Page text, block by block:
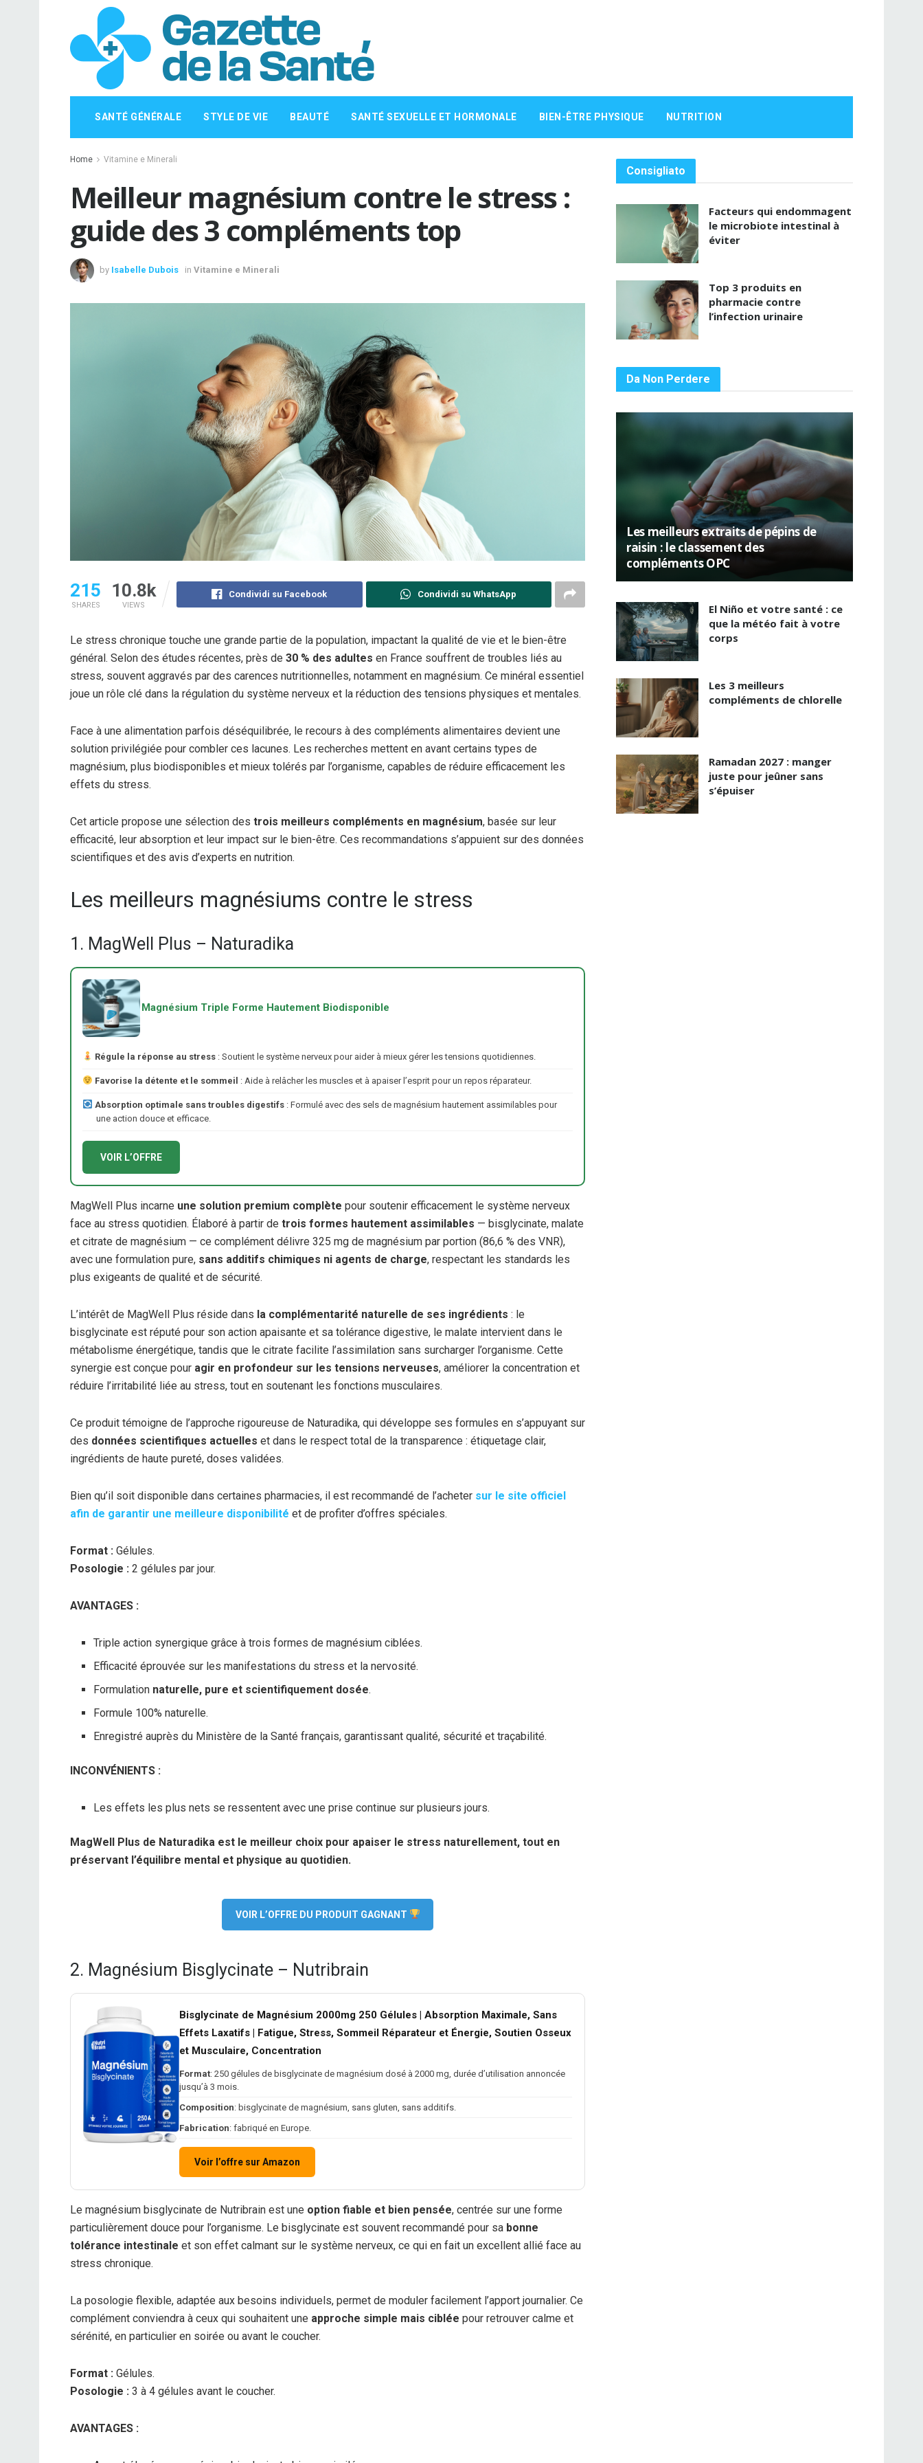
SANTÉ GÉNÉRALE STYLE DE VIE BEAUTÉ SANTÉ SEXUELLE ET HORMONALE BIEN-ÊTRE PHYSIQUE NUTRITION
Home Vitamine e Minerali
Meilleur magnésium contre le stress :
guide des 3 compléments top
by Isabelle Dubois in Vitamine e Minerali
215
SHARES
10.8k
VIEWS
Condividi su Facebook Condividi su WhatsApp
Le stress chronique touche une grande partie de la population, impactant la qualité de vie et le bien-être
général. Selon des études récentes, près de 30 % des adultes en France souffrent de troubles liés au
stress, souvent aggravés par des carences nutritionnelles, notamment en magnésium. Ce minéral essentiel
joue un rôle clé dans la régulation du système nerveux et la réduction des tensions physiques et mentales.
Face à une alimentation parfois déséquilibrée, le recours à des compléments alimentaires devient une
solution privilégiée pour combler ces lacunes. Les recherches mettent en avant certains types de
magnésium, plus biodisponibles et mieux tolérés par l’organisme, capables de réduire efficacement les
effets du stress.
Cet article propose une sélection des trois meilleurs compléments en magnésium, basée sur leur
efficacité, leur absorption et leur impact sur le bien-être. Ces recommandations s’appuient sur des données
scientifiques et des avis d’experts en nutrition.
Les meilleurs magnésiums contre le stress
1. MagWell Plus – Naturadika
Magnésium Triple Forme Hautement Biodisponible
Régule la réponse au stress: Soutient le système nerveux pour aider à mieux gérer les tensions quotidiennes.
Favorise la détente et le sommeil : Aide à relâcher les muscles et à apaiser l’esprit pour un repos réparateur.
Absorption optimale sans troubles digestifs: Formulé avec des sels de magnésium hautement assimilables pour
une action douce et efficace.
VOIR L’OFFRE
MagWell Plus incarne une solution premium complète pour soutenir efficacement le système nerveux
face au stress quotidien. Élaboré à partir de trois formes hautement assimilables — bisglycinate, malate
et citrate de magnésium — ce complément délivre 325 mg de magnésium par portion (86,6 % des VNR),
avec une formulation pure, sans additifs chimiques ni agents de charge, respectant les standards les
plus exigeants de qualité et de sécurité.
L’intérêt de MagWell Plus réside dans la complémentarité naturelle de ses ingrédients : le
bisglycinate est réputé pour son action apaisante et sa tolérance digestive, le malate intervient dans le
métabolisme énergétique, tandis que le citrate facilite l’assimilation sans surcharger l’organisme. Cette
synergie est conçue pour agir en profondeur sur les tensions nerveuses, améliorer la concentration et
réduire l’irritabilité liée au stress, tout en soutenant les fonctions musculaires.
Ce produit témoigne de l’approche rigoureuse de Naturadika, qui développe ses formules en s’appuyant sur
des données scientifiques actuelles et dans le respect total de la transparence : étiquetage clair,
ingrédients de haute pureté, doses validées.
Bien qu’il soit disponible dans certaines pharmacies, il est recommandé de l’acheter sur le site officiel
afin de garantir une meilleure disponibilité et de profiter d’offres spéciales.
Format : Gélules.
Posologie : 2 gélules par jour.
AVANTAGES :
Triple action synergique grâce à trois formes de magnésium ciblées.
Efficacité éprouvée sur les manifestations du stress et la nervosité.
Formulation naturelle, pure et scientifiquement dosée.
Formule 100% naturelle.
Enregistré auprès du Ministère de la Santé français, garantissant qualité, sécurité et traçabilité.
INCONVÉNIENTS :
Les effets les plus nets se ressentent avec une prise continue sur plusieurs jours.
MagWell Plus de Naturadika est le meilleur choix pour apaiser le stress naturellement, tout en
préservant l’équilibre mental et physique au quotidien.
VOIR L’OFFRE DU PRODUIT GAGNANT
2. Magnésium Bisglycinate – Nutribrain
Bisglycinate de Magnésium 2000mg 250 Gélules | Absorption Maximale, Sans
Effets Laxatifs | Fatigue, Stress, Sommeil Réparateur et Énergie, Soutien Osseux
et Musculaire, Concentration
Format: 250 gélules de bisglycinate de magnésium dosé à 2000 mg, durée d’utilisation annoncée
jusqu’à 3 mois.
Composition: bisglycinate de magnésium, sans gluten, sans additifs.
Fabrication: fabriqué en Europe.
Voir l’offre sur Amazon
Le magnésium bisglycinate de Nutribrain est une option fiable et bien pensée, centrée sur une forme
particulièrement douce pour l’organisme. Le bisglycinate est souvent recommandé pour sa bonne
tolérance intestinale et son effet calmant sur le système nerveux, ce qui en fait un excellent allié face au
stress chronique.
La posologie flexible, adaptée aux besoins individuels, permet de moduler facilement l’apport journalier. Ce
complément conviendra à ceux qui souhaitent une approche simple mais ciblée pour retrouver calme et
sérénité, en particulier en soirée ou avant le coucher.
Format : Gélules.
Posologie : 3 à 4 gélules avant le coucher.
AVANTAGES :
Consigliato
Facteurs qui endommagent
le microbiote intestinal à
éviter
Top 3 produits en
pharmacie contre
l’infection urinaire
Da Non Perdere
Les meilleurs extraits de pépins de
raisin : le classement des
compléments OPC
El Niño et votre santé : ce
que la météo fait à votre
corps
Les 3 meilleurs
compléments de chlorelle
Ramadan 2027 : manger
juste pour jeûner sans
s’épuiser